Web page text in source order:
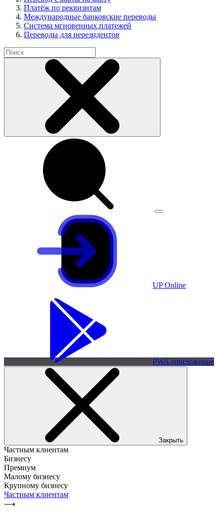
Платёж по реквизитам
Международные банковские переводы
Система мгновенных платежей
Переводы для нерезидентов
UP Online
PWA-приложение
Закрыть
Частным клиентам
Бизнесу
Премиум
Малому бизнесу
Крупному бизнесу
Частным клиентам
⟶